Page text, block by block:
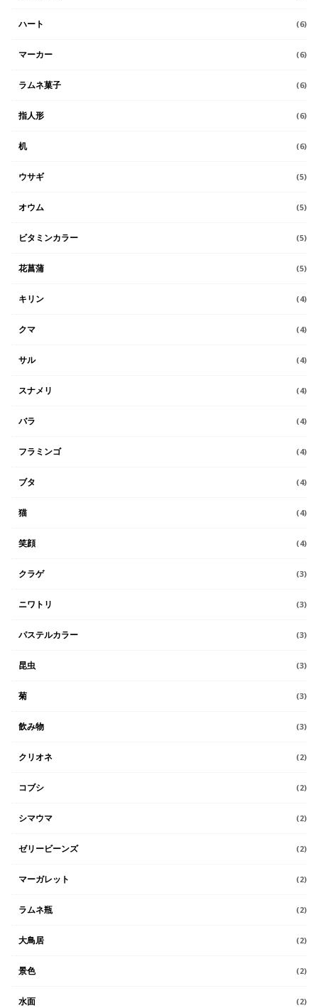
ハート (6)
マーカー (6)
ラムネ菓子 (6)
指人形 (6)
机 (6)
ウサギ (5)
オウム (5)
ビタミンカラー (5)
花菖蒲 (5)
キリン (4)
クマ (4)
サル (4)
スナメリ (4)
バラ (4)
フラミンゴ (4)
ブタ (4)
猫 (4)
笑顔 (4)
クラゲ (3)
ニワトリ (3)
パステルカラー (3)
昆虫 (3)
菊 (3)
飲み物 (3)
クリオネ (2)
コブシ (2)
シマウマ (2)
ゼリービーンズ (2)
マーガレット (2)
ラムネ瓶 (2)
大鳥居 (2)
景色 (2)
水面 (2)